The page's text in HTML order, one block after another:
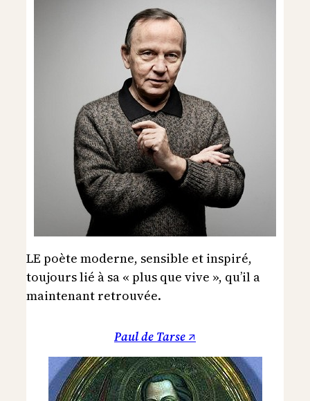
LE poète moderne, sensible et inspiré,
toujours lié à sa « plus que vive », qu’il a
maintenant retrouvée.
Paul de Tarse ↗